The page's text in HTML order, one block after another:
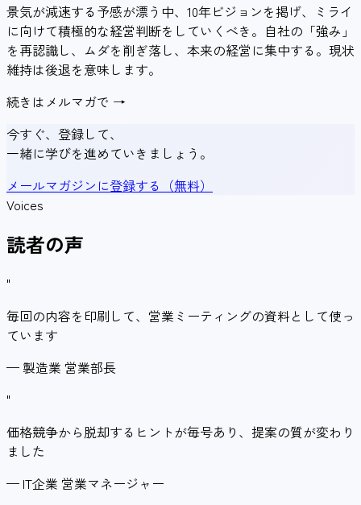
景気が減速する予感が漂う中、10年ビジョンを掲げ、ミライ
に向けて積極的な経営判断をしていくべき。自社の「強み」
を再認識し、ムダを削ぎ落し、本来の経営に集中する。現状
維持は後退を意味します。
続きはメルマガで →
今すぐ、登録して、
一緒に学びを進めていきましょう。
メールマガジンに登録する（無料）
Voices
読者の声
"
毎回の内容を印刷して、営業ミーティングの資料として使っ
ています
—製造業 営業部長
"
価格競争から脱却するヒントが毎号あり、提案の質が変わり
ました
— IT企業 営業マネージャー